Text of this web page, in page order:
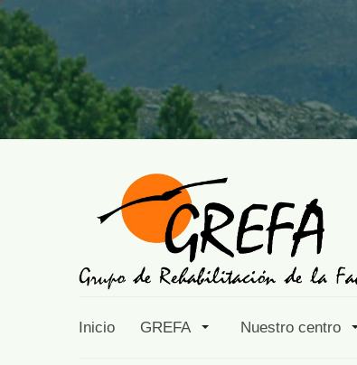
Inicio GREFA Nuestro centro